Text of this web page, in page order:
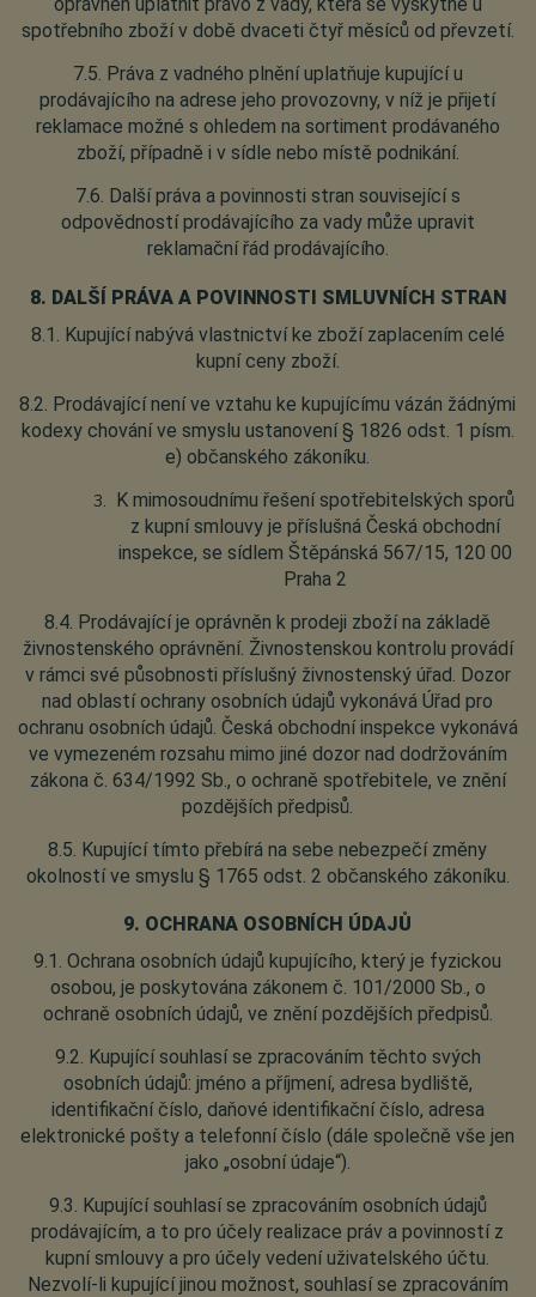
oprávněn uplatnit právo z vady, která se vyskytne u
spotřebního zboží v době dvaceti čtyř měsíců od převzetí.
7.5. Práva z vadného plnění uplatňuje kupující u
prodávajícího na adrese jeho provozovny, v níž je přijetí
reklamace možné s ohledem na sortiment prodávaného
zboží, případně i v sídle nebo místě podnikání.
7.6. Další práva a povinnosti stran související s
odpovědností prodávajícího za vady může upravit
reklamační řád prodávajícího.
8. DALŠÍ PRÁVA A POVINNOSTI SMLUVNÍCH STRAN
8.1. Kupující nabývá vlastnictví ke zboží zaplacením celé
kupní ceny zboží.
8.2. Prodávající není ve vztahu ke kupujícímu vázán žádnými
kodexy chování ve smyslu ustanovení § 1826 odst. 1 písm.
e) občanského zákoníku.
K mimosoudnímu řešení spotřebitelských sporů
z kupní smlouvy je příslušná Česká obchodní
inspekce, se sídlem Štěpánská 567/15, 120 00
Praha 2
8.4. Prodávající je oprávněn k prodeji zboží na základě
živnostenského oprávnění. Živnostenskou kontrolu provádí
v rámci své působnosti příslušný živnostenský úřad. Dozor
nad oblastí ochrany osobních údajů vykonává Úřad pro
ochranu osobních údajů. Česká obchodní inspekce vykonává
ve vymezeném rozsahu mimo jiné dozor nad dodržováním
zákona č. 634/1992 Sb., o ochraně spotřebitele, ve znění
pozdějších předpisů.
8.5. Kupující tímto přebírá na sebe nebezpečí změny
okolností ve smyslu § 1765 odst. 2 občanského zákoníku.
9. OCHRANA OSOBNÍCH ÚDAJŮ
9.1. Ochrana osobních údajů kupujícího, který je fyzickou
osobou, je poskytována zákonem č. 101/2000 Sb., o
ochraně osobních údajů, ve znění pozdějších předpisů.
9.2. Kupující souhlasí se zpracováním těchto svých
osobních údajů: jméno a příjmení, adresa bydliště,
identifikační číslo, daňové identifikační číslo, adresa
elektronické pošty a telefonní číslo (dále společně vše jen
jako „osobní údaje“).
9.3. Kupující souhlasí se zpracováním osobních údajů
prodávajícím, a to pro účely realizace práv a povinností z
kupní smlouvy a pro účely vedení uživatelského účtu.
Nezvolí-li kupující jinou možnost, souhlasí se zpracováním